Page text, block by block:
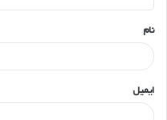
*
نام
ایمیل